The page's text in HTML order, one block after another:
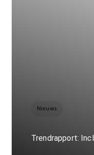
Nieuws
Trendrapport: